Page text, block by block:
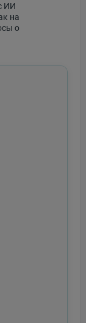
ИИ
на
о